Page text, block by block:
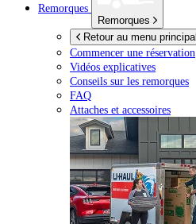
Remorques
Remorques
Retour au menu principal
Commencer une réservation
Vidéos explicatives
Conseils sur les remorques
FAQ
Attaches et accessoires